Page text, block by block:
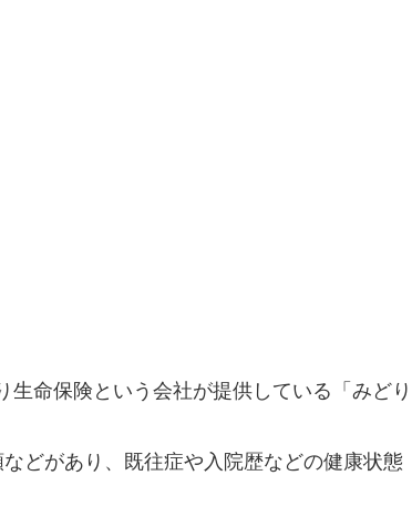
命保険という会社が提供している「みどり
どがあり、既往症や入院歴などの健康状態